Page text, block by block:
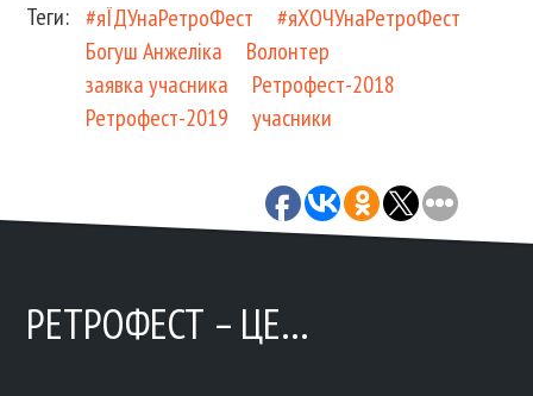
Теги: #яЇДУнаРетроФест
#яХОЧУнаРетроФест
Богуш Анжеліка
Волонтер
заявка учасника
Ретрофест-2018
Ретрофест-2019
учасники
РЕТРОФЕСТ – ЦЕ…